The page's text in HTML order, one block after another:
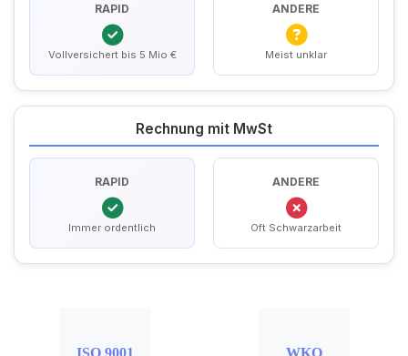
RAPID
Vollversichert bis 5 Mio €
ANDERE
Meist unklar
Rechnung mit MwSt
RAPID
Immer ordentlich
ANDERE
Oft Schwarzarbeit